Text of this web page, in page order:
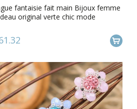
fantaisie fait main Bijoux femme
original verte chic mode